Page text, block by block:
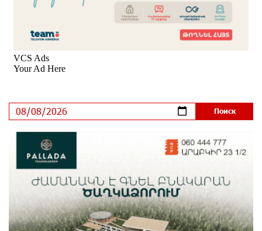
против Эрдогана, то что для него значит сам
8 дней назад
ВТБ (Армения): вклад «Стабильный» — до 10%
годовых и оформление в мобильном приложении
Платформа Rate.Trading на Seaside Startup Summit:
IDBank представил инновационное решение
8 дней назад
Состоялось открытие Khachaturian Rooftop при
поддержке IDBank
9 дней назад